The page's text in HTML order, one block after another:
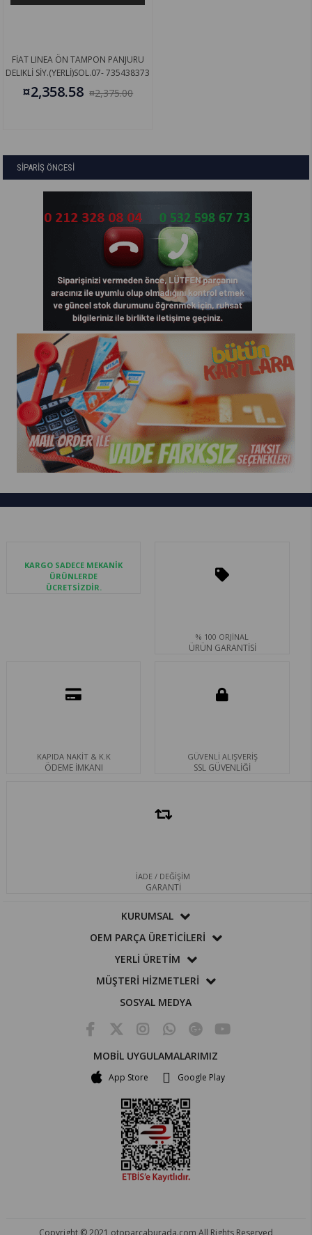
FİAT LINEA ÖN TAMPON PANJURU
DELIKLİ SİY.(YERLİ)SOL.07- 735438373
¤2,358.58 ¤2,375.00
SİPARİŞ ÖNCESİ
KARGO SADECE MEKANİK
ÜRÜNLERDE
ÜCRETSİZDİR.
% 100 ORJİNAL
ÜRÜN GARANTİSİ
KAPIDA NAKİT & K.K
ÖDEME İMKANI
GÜVENLİ ALIŞVERİŞ
SSL GÜVENLİĞİ
İADE / DEĞİŞİM
GARANTİ
KURUMSAL
OEM PARÇA ÜRETİCİLERİ
YERLİ ÜRETİM
MÜŞTERİ HİZMETLERİ
SOSYAL MEDYA
MOBİL UYGULAMALARIMIZ
App Store Google Play
Copyright © 2021 otoparcaburada.com All Rights Reserved